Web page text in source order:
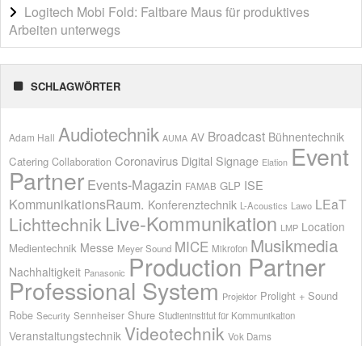
Logitech Mobi Fold: Faltbare Maus für produktives
Arbeiten unterwegs
SCHLAGWÖRTER
Adam Hall Audiotechnik AUMA AV Broadcast Bühnentechnik
Catering Collaboration Coronavirus Digital Signage Elation Event
Partner Events-Magazin FAMAB GLP ISE
KommunikationsRaum. Konferenztechnik L-Acoustics Lawo LEaT
Lichttechnik Live-Kommunikation LMP Location
Medientechnik Messe Meyer Sound MICE Mikrofon Musikmedia
Nachhaltigkeit Panasonic Production Partner
Professional System Projektor Prolight + Sound
Robe Security Sennheiser Shure Studieninstitut für Kommunikation
Veranstaltungstechnik Videotechnik Vok Dams